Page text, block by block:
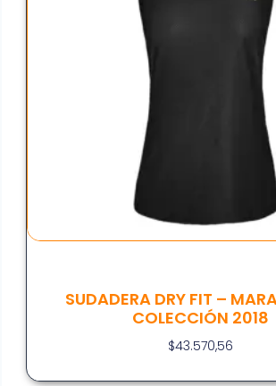
SUDADERA DRY FIT –
COLECCIÓN 2018
$43.570,56